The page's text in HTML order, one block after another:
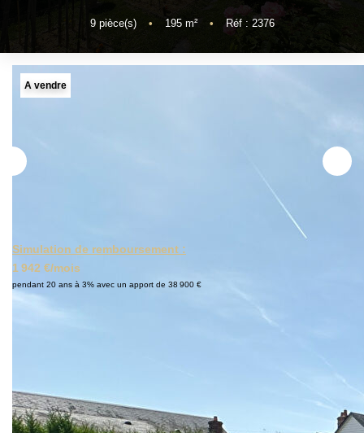
Nos Partenaires
9pièce(s) • 195m² • Réf : 2376
A vendre
Simulation de remboursement :
1 942 €/mois
pendant 20 ans à 3% avec un apport de 38 900 €
Réf : 2376
À Joué-lès-Tours, à 5 mn à pied de l'arrêt du tramway, ainsi